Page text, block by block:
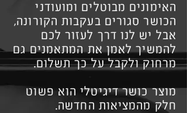
האימונים מבוטלים ומועודני
הכושר סגורים בעקבות הקורונה,
אבל יש לנו דרך לעזור לכם
להמשיך לאמן את המתאמנים גם
מרחוק ולקבל על כך תשלום.
מוצר כושר דיגיטלי הוא פשוט
חלק מהמציאות החדשה.